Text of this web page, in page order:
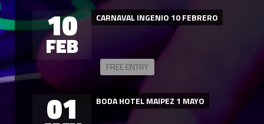
10
FEB
CARNAVAL INGENIO 10 FEBRERO
FREE ENTRY
01 BODA HOTEL MAIPEZ 1 MAYO